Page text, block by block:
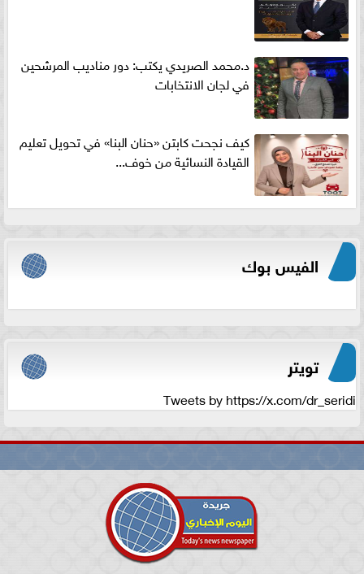
د.محمد الصريدي يكتب: دور مناديب المرشحين
في لجان الانتخابات
كيف نجحت كابتن «حنان البنا» في تحويل تعليم
القيادة النسائية من خوف...
الفيس بوك
تويتر
Tweets by https://x.com/dr_seridi